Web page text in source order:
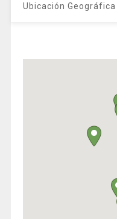
Ubicación Geográfica